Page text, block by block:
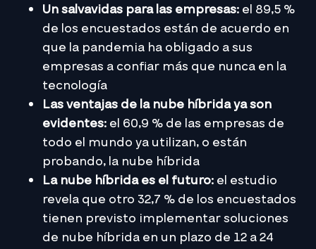
Un salvavidas para las empresas: el 89,5 %
de los encuestados están de acuerdo en
que la pandemia ha obligado a sus
empresas a confiar más que nunca en la
tecnología
Las ventajas de la nube híbrida ya son
evidentes: el 60,9 % de las empresas de
todo el mundo ya utilizan, o están
probando, la nube híbrida
La nube híbrida es el futuro: el estudio
revela que otro 32,7 % de los encuestados
tienen previsto implementar soluciones
de nube híbrida en un plazo de 12 a 24